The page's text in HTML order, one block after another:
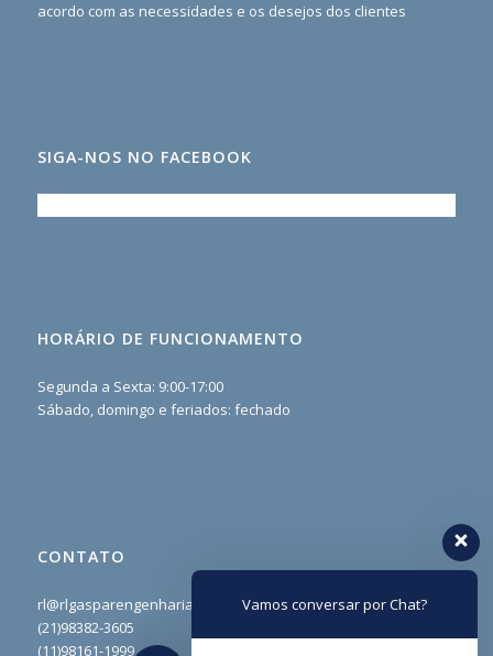
acordo com as necessidades e os desejos dos clientes
SIGA-NOS NO FACEBOOK
HORÁRIO DE FUNCIONAMENTO
Segunda a Sexta: 9:00-17:00
Sábado, domingo e feriados: fechado
CONTATO
rl@rlgasparengenharia.com
(21)98382-3605
(11)98161-1999
Vamos conversar por Chat?